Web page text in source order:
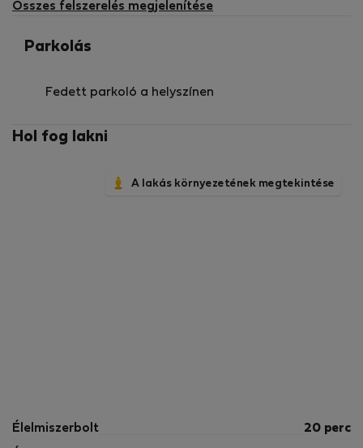
Összes felszerelés megjelenítése
Parkolás
Fedett parkoló a helyszínen
Hol fog lakni
A lakás környezetének megtekintése
Élelmiszerbolt 20 perc